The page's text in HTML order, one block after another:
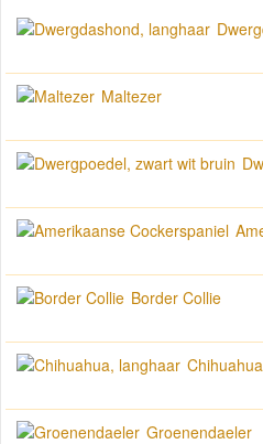
Maltezer
Border Collie
Groenendaeler